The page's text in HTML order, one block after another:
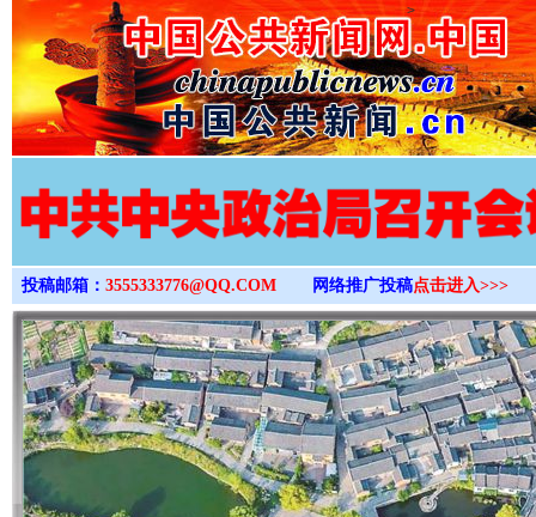
>
投稿邮箱： 3555333776@QQ.COM 网络推广投稿点击进入>>>